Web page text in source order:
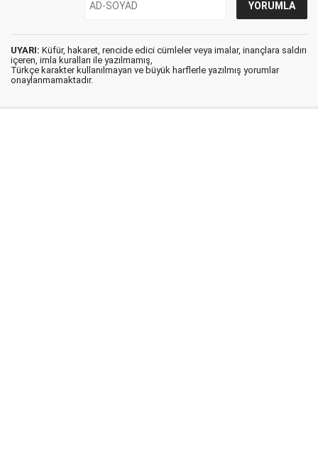
UYARI: Küfür, hakaret, rencide edici cümleler veya imalar, inançlara saldırı
içeren, imla kuralları ile yazılmamış,
Türkçe karakter kullanılmayan ve büyük harflerle yazılmış yorumlar
onaylanmamaktadır.